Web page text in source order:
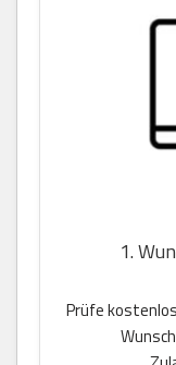
1.
Prüfe